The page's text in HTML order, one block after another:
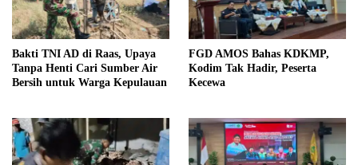
Bakti TNI AD di Raas, Upaya
Tanpa Henti Cari Sumber Air
Bersih untuk Warga Kepulauan
FGD AMOS Bahas KDKMP,
Kodim Tak Hadir, Peserta
Kecewa